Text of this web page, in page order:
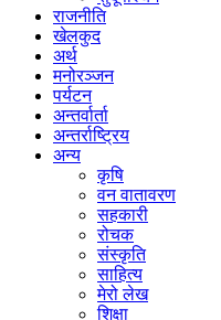
राजनीति
खेलकुद
अर्थ
मनोरञ्‍जन
पर्यटन
अन्तर्वार्ता
अन्तर्राष्‍ट्रिय
अन्य
कृषि
वन वातावरण
सहकारी
रोचक
संस्कृति
साहित्य
मेरो लेख
शिक्षा